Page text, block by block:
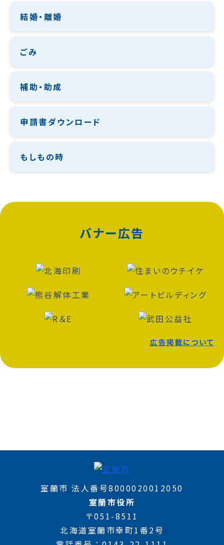
結婚・離婚
ごみ
補助・助成
申請書ダウンロード
もしもの時
バナー広告
広告掲載について
室蘭市 法人番号8000020012050
室蘭市役所
〒051-8511
北海道室蘭市幸町1番2号